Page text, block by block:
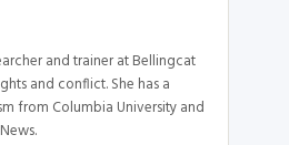
and trainer at Bellingcat
and conflict. She has a
from Columbia University and